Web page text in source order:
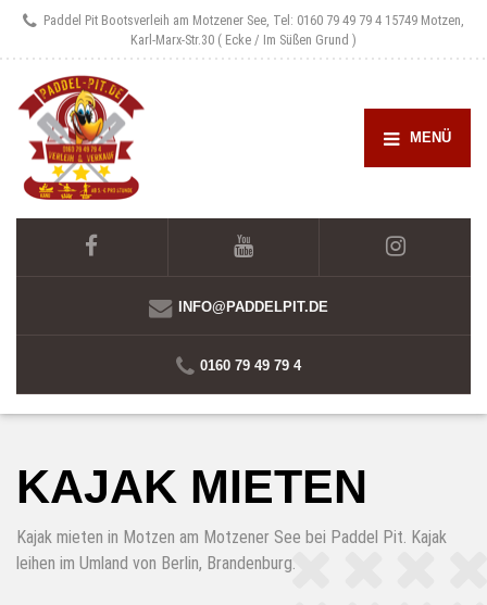
Paddel Pit Bootsverleih am Motzener See, Tel: 0160 79 49 79 4 15749 Motzen,
Karl-Marx-Str.30 ( Ecke / Im Süßen Grund )
MENÜ
INFO@PADDELPIT.DE
0160 79 49 79 4
KAJAK MIETEN
Kajak mieten in Motzen am Motzener See bei Paddel Pit. Kajak
leihen im Umland von Berlin, Brandenburg.